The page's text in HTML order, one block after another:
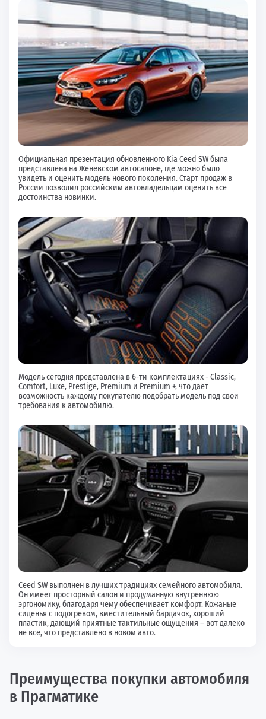
Официальная презентация обновленного Kia Ceed SW была
представлена на Женевском автосалоне, где можно было
увидеть и оценить модель нового поколения. Старт продаж в
России позволил российским автовладельцам оценить все
достоинства новинки.
Модель сегодня представлена в 6-ти комплектациях - Classic,
Comfort, Luxe, Prestige, Premium и Premium +, что дает
возможность каждому покупателю подобрать модель под свои
требования к автомобилю.
Ceed SW выполнен в лучших традициях семейного автомобиля.
Он имеет просторный салон и продуманную внутреннюю
эргономику, благодаря чему обеспечивает комфорт. Кожаные
сиденья с подогревом, вместительный бардачок, хороший
пластик, дающий приятные тактильные ощущения – вот далеко
не все, что представлено в новом авто.
Преимущества покупки автомобиля
в Прагматике